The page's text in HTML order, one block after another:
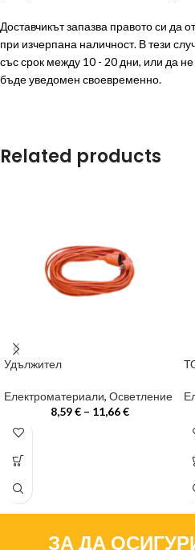
Доставчикът запазва правото си да
при изчерпана наличност. В тези
със срок между 10 - 20 дни, или да
бъде уведомен своевременно.
Related products
Удължител
Електроматериали, Осветление
8,59€ – 11,66€
ЗА ДА